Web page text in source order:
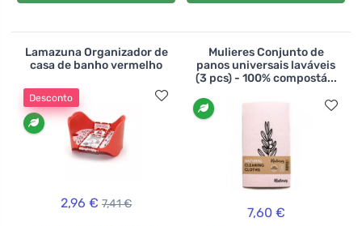
Lamazuna Organizador de
casa de banho vermelho
Desconto
2,96 € 7,41 €
Mulieres Conjunto de
panos universais laváveis
(3 pcs) - 100% compostá...
7,60 €